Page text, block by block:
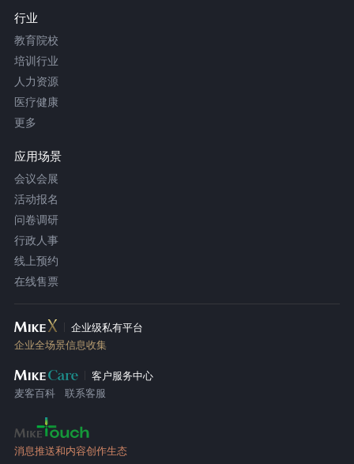
行业
教育院校
培训行业
人力资源
医疗健康
更多
应用场景
会议会展
活动报名
问卷调研
行政人事
线上预约
在线售票
企业级私有平台
企业全场景信息收集
客户服务中心
麦客百科
联系客服
消息推送和内容创作生态